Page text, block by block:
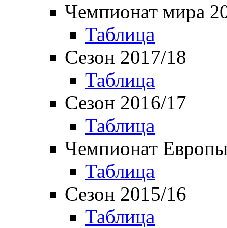
Чемпионат мира
Таблица
Сезон 2017/18
Таблица
Сезон 2016/17
Таблица
Чемпионат
Таблица
Сезон 2015/16
Таблица